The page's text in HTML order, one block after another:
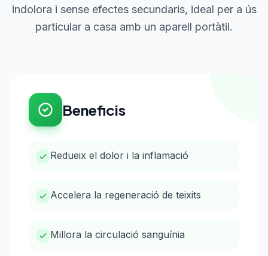
indolora i sense efectes secundaris, ideal per a ús
particular a casa amb un aparell portàtil.
Beneficis
Redueix el dolor i la inflamació
Accelera la regeneració de teixits
Millora la circulació sanguínia